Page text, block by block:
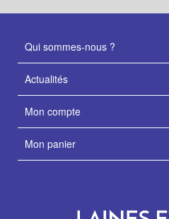
Qui sommes-nous ?
Actualités
Mon compte
Mon panier